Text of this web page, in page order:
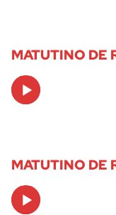
MATUTINO DE
Audio
Player
MATUTINO DE
Audio
Player